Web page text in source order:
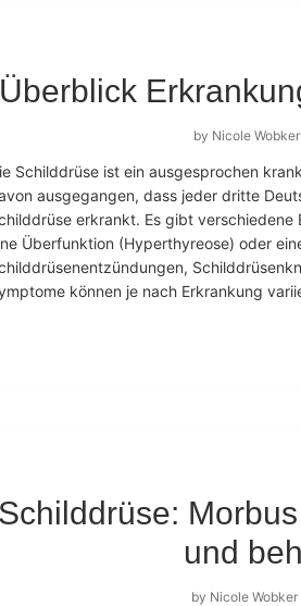
Überblick
by Nicole Wobker
Schilddrüse ist ein ausgesprochen
ausgegangen, dass jeder dritte
erkrankt. Es gibt
Überfunktion (Hyperthyreose) oder
können je nach Erkrankung
Schilddrüse:
und
by Nicole Wobker